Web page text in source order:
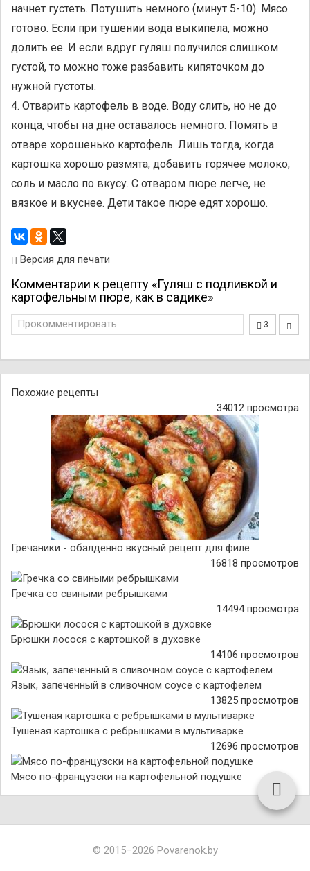
начнет густеть. Потушить немного (минут 5-10). Мясо
готово. Если при тушении вода выкипела, можно
долить ее. И если вдруг гуляш получился слишком
густой, то можно тоже разбавить кипяточком до
нужной густоты.
4. Отварить картофель в воде. Воду слить, но не до
конца, чтобы на дне оставалось немного. Помять в
отваре хорошенько картофель. Лишь тогда, когда
картошка хорошо размята, добавить горячее молоко,
соль и масло по вкусу. С отваром пюре легче, не
вязкое и вкуснее. Дети такое пюре едят хорошо.
Версия для печати
Комментарии к рецепту «Гуляш с подливкой и
картофельным пюре, как в садике»
3
Прокомментировать
Похожие рецепты
34012 просмотра
Гречаники - обалденно вкусный рецепт для филе
16818 просмотров
Гречка со свиными ребрышками
14494 просмотра
Брюшки лосося с картошкой в духовке
14106 просмотров
Язык, запеченный в сливочном соусе с картофелем
13825 просмотров
Тушеная картошка с ребрышками в мультиварке
12696 просмотров
Мясо по-французски на картофельной подушке
© 2015–2026 Povarenok.by